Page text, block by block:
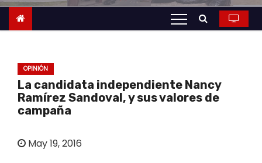
t
OPINIÓN
La candidata independiente Nancy
Ramírez Sandoval, y sus valores de
campaña
May 19, 2016